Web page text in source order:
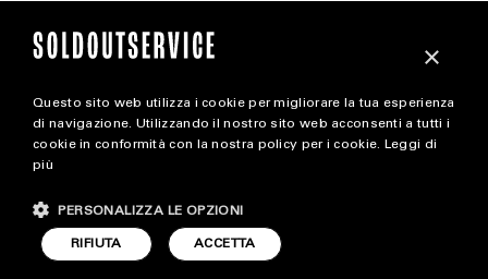
magazine
STYLE
FOOTWEAR
La casa d’infanzia che
ispirò l’universo poetico di
Christian Dior
×
Questo sito web utilizza i cookie per migliorare la tua esperienza
di navigazione. Utilizzando il nostro sito web acconsenti a tutti i
cookie in conformità con la nostra policy per i cookie. Leggi di
più
ACCETTA
RIFIUTA
PERSONALIZZA LE OPZIONI